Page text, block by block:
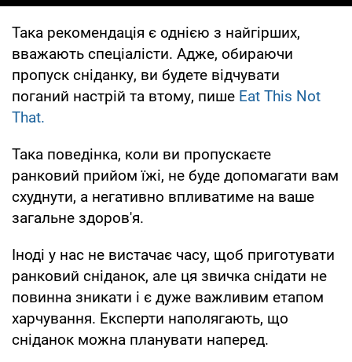
Така рекомендація є однією з найгірших,
вважають спеціалісти. Адже, обираючи
пропуск сніданку, ви будете відчувати
поганий настрій та втому, пише Eat This Not
That.
Така поведінка, коли ви пропускаєте
ранковий прийом їжі, не буде допомагати вам
схуднути, а негативно впливатиме на ваше
загальне здоров'я.
Іноді у нас не вистачає часу, щоб приготувати
ранковий сніданок, але ця звичка снідати не
повинна зникати і є дуже важливим етапом
харчування. Експерти наполягають, що
сніданок можна планувати наперед.